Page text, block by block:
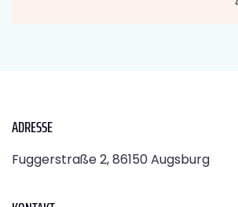
ADRESSE
Fuggerstraße 2, 86150 Augsburg